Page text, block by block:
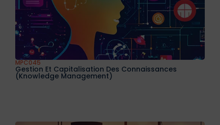
MPC045
Gestion Et Capitalisation Des Connaissances
(Knowledge Management)